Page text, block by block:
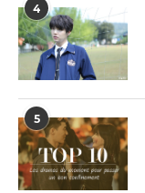
4
5